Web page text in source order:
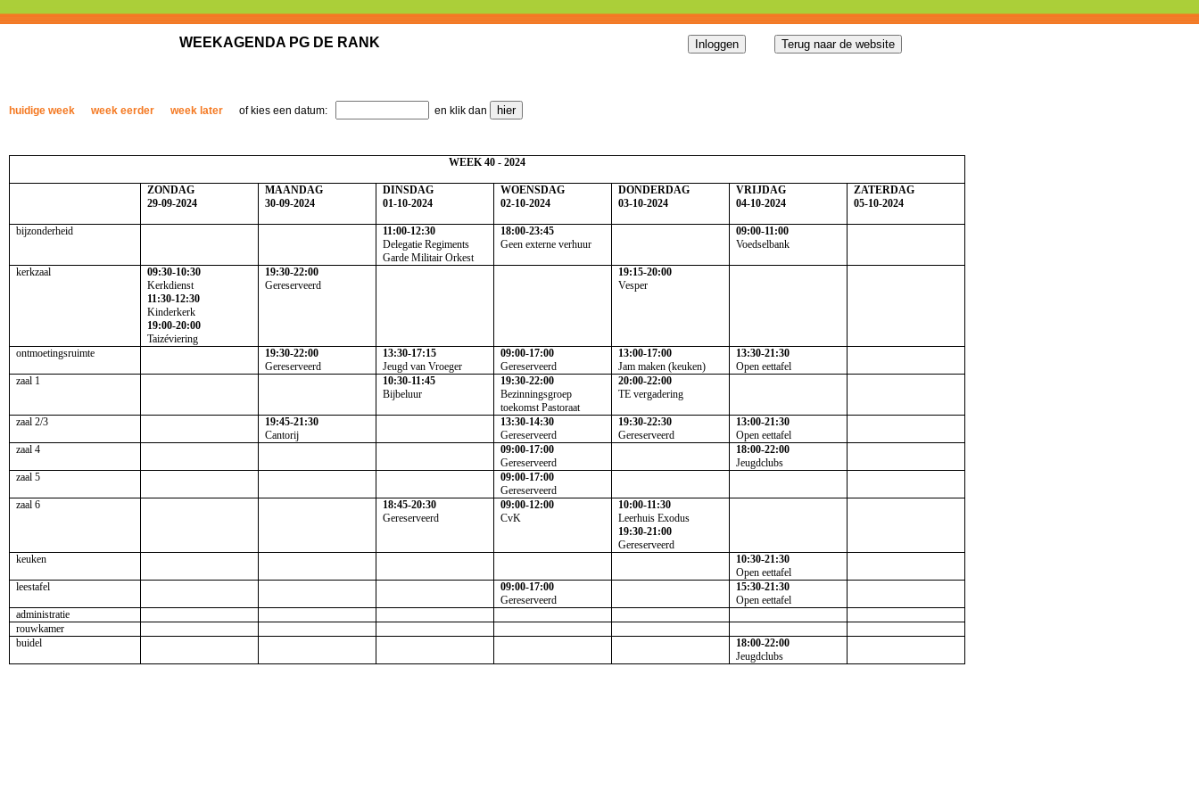
WEEKAGENDA PG DE RANK
huidige week week eerder week later of kies een datum: en klik dan
WEEK 40 - 2024
ZONDAG
29-09-2024
MAANDAG
30-09-2024
DINSDAG
01-10-2024
WOENSDAG
02-10-2024
DONDERDAG
03-10-2024
VRIJDAG
04-10-2024
ZATERDAG
05-10-2024
bijzonderheid
11:00-12:30
Delegatie Regiments
Garde Militair Orkest
18:00-23:45
Geen externe verhuur
09:00-11:00
Voedselbank
kerkzaal
09:30-10:30
Kerkdienst
11:30-12:30
Kinderkerk
19:00-20:00
Taizéviering
19:30-22:00
Gereserveerd
19:15-20:00
Vesper
ontmoetingsruimte
19:30-22:00
Gereserveerd
13:30-17:15
Jeugd van Vroeger
09:00-17:00
Gereserveerd
13:00-17:00
Jam maken (keuken)
13:30-21:30
Open eettafel
zaal 1
10:30-11:45
Bijbeluur
19:30-22:00
Bezinningsgroep
toekomst Pastoraat
20:00-22:00
TE vergadering
zaal 2/3
19:45-21:30
Cantorij
13:30-14:30
Gereserveerd
19:30-22:30
Gereserveerd
13:00-21:30
Open eettafel
zaal 4
09:00-17:00
Gereserveerd
18:00-22:00
Jeugdclubs
zaal 5
09:00-17:00
Gereserveerd
zaal 6
18:45-20:30
Gereserveerd
09:00-12:00
CvK
10:00-11:30
Leerhuis Exodus
19:30-21:00
Gereserveerd
keuken
10:30-21:30
Open eettafel
leestafel
09:00-17:00
Gereserveerd
15:30-21:30
Open eettafel
administratie
rouwkamer
buidel
18:00-22:00
Jeugdclubs